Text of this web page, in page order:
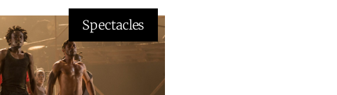
Spectacles